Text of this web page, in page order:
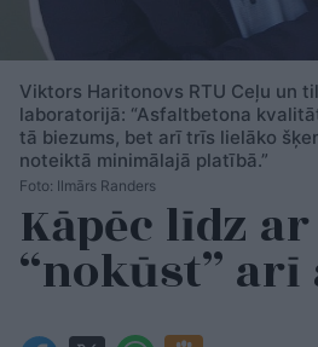
Viktors Haritonovs RTU Ceļu un
laboratorijā: “Asfaltbetona
tā biezums, bet arī trīs lielāko
noteiktā minimālajā platībā.”
Foto: Ilmārs Randers
Kāpēc līdz
“nokūst” arī